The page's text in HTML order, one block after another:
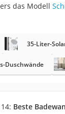
Topper
das Modell
35-Liter-
Duschwände
Beste